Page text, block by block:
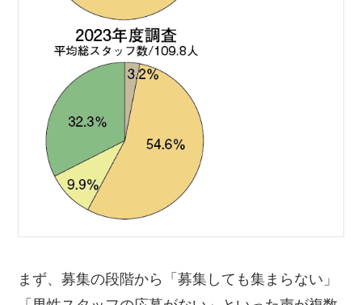
まず、募集の段階から「募集しても集まらない」